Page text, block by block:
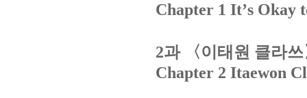
Chapter 1 It’s Okay
2과 〈이태원 클라
Chapter 2 Itaewon